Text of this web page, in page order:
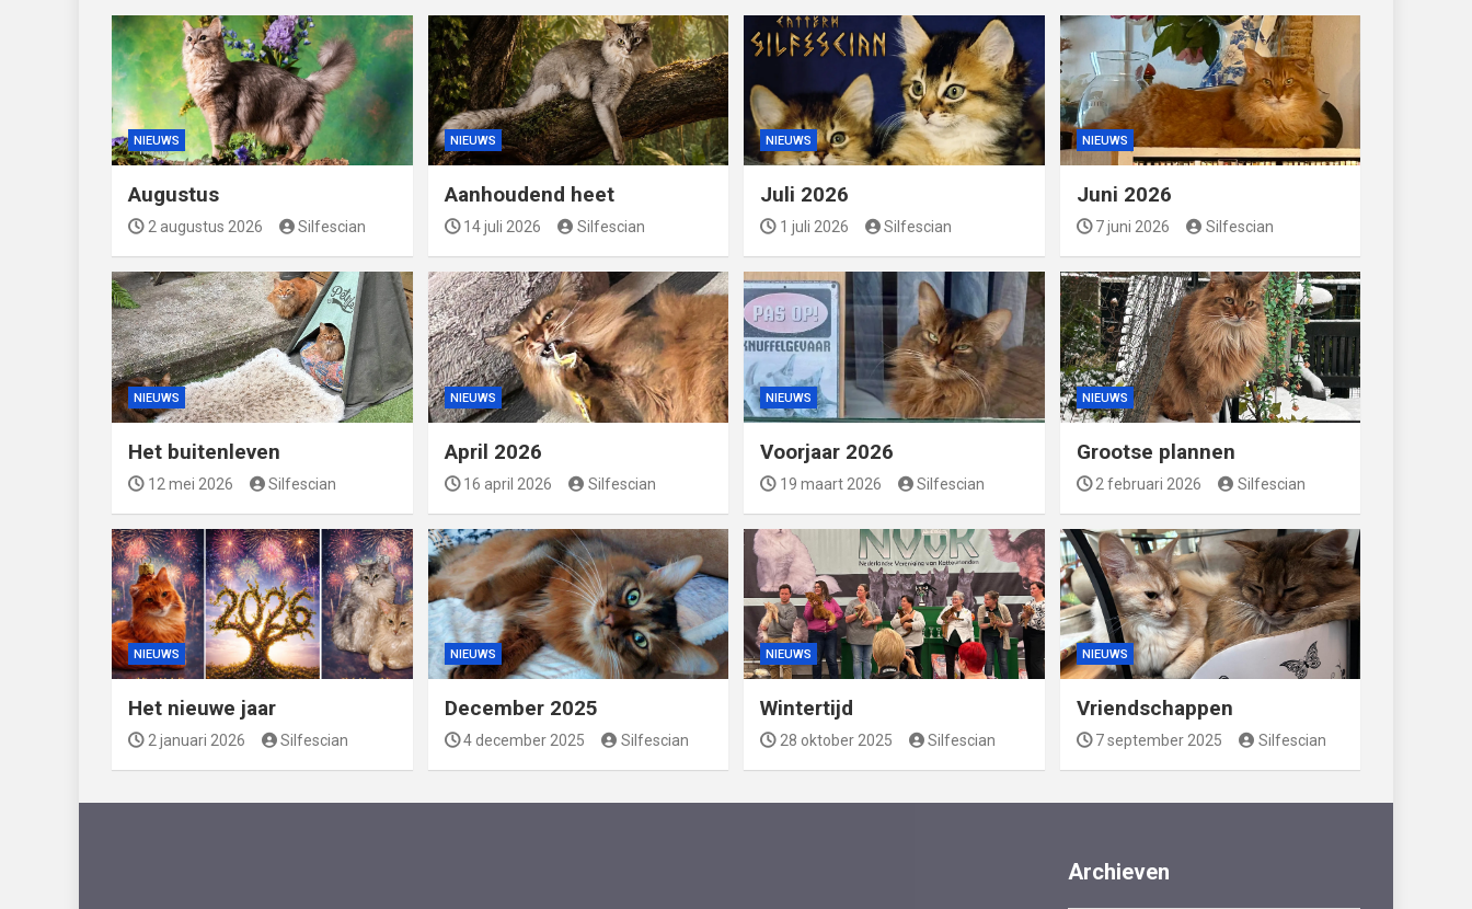
NIEUWS
Augustus
2 augustus 2026 Silfescian
NIEUWS
Aanhoudend heet
14 juli 2026 Silfescian
NIEUWS
Juli 2026
1 juli 2026 Silfescian
NIEUWS
Juni 2026
7 juni 2026 Silfescian
NIEUWS
Het buitenleven
12 mei 2026 Silfescian
NIEUWS
April 2026
16 april 2026 Silfescian
NIEUWS
Voorjaar 2026
19 maart 2026 Silfescian
NIEUWS
Grootse plannen
2 februari 2026 Silfescian
NIEUWS
Het nieuwe jaar
2 januari 2026 Silfescian
NIEUWS
December 2025
4 december 2025 Silfescian
NIEUWS
Wintertijd
28 oktober 2025 Silfescian
NIEUWS
Vriendschappen
7 september 2025 Silfescian
Archieven